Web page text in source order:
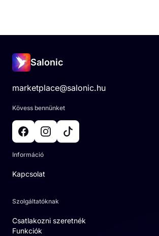
Salonic
marketplace@salonic.hu
Kövess bennünket
Információ
Kapcsolat
Szolgáltatóknak
Csatlakozni szeretnék
Funkciók